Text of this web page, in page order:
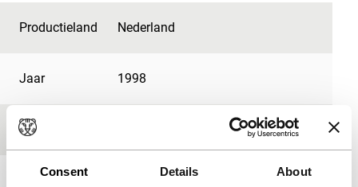
Consent Details About
Productieland Nederland
Jaar 1998
Festivaleditie
Lengte